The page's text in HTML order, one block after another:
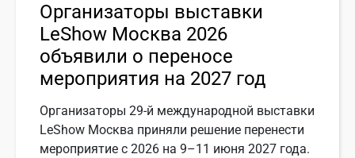
Организаторы выставки
LeShow Москва 2026
объявили о переносе
мероприятия на 2027 год
Организаторы 29-й международной выставки
LeShow Москва приняли решение перенести
мероприятие с 2026 на 9–11 июня 2027 года.